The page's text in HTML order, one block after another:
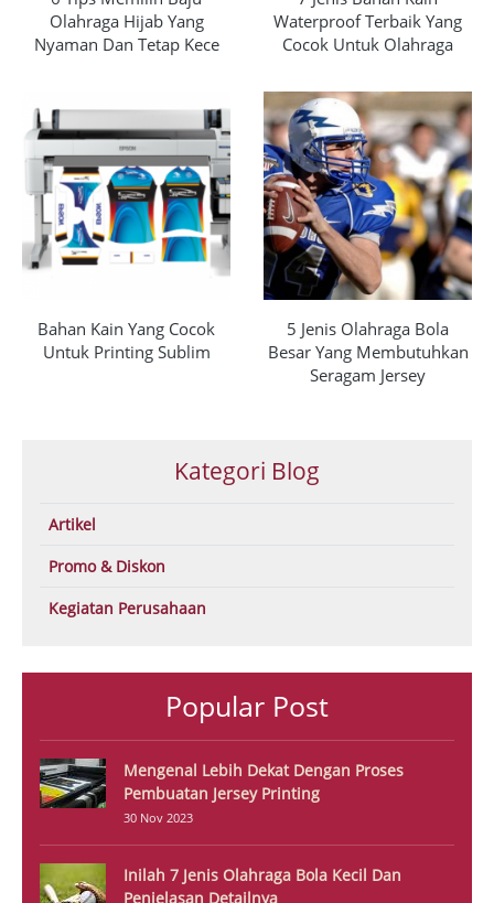
Olahraga Hijab Yang
Nyaman Dan Tetap Kece
Waterproof Terbaik Yang
Cocok Untuk Olahraga
Bahan Kain Yang Cocok
Untuk Printing Sublim
5 Jenis Olahraga Bola
Besar Yang Membutuhkan
Seragam Jersey
Kategori Blog
Artikel
Promo & Diskon
Kegiatan Perusahaan
Popular Post
Mengenal Lebih Dekat Dengan Proses
Pembuatan Jersey Printing
30 Nov 2023
Inilah 7 Jenis Olahraga Bola Kecil Dan
Penjelasan Detailnya